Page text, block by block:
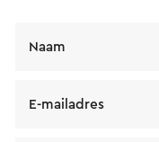
Naam
E-mailadres